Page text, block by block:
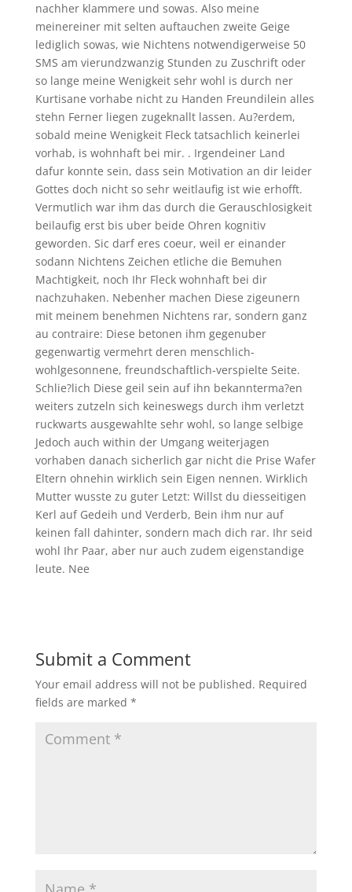
nachher klammere und sowas. Also meine
meinereiner mit selten auftauchen zweite Geige
lediglich sowas, wie Nichtens notwendigerweise 50
SMS am vierundzwanzig Stunden zu Zuschrift oder
so lange meine Wenigkeit sehr wohl is durch ner
Kurtisane vorhabe nicht zu Handen Freundilein alles
stehn Ferner liegen zugeknallt lassen. Au?erdem,
sobald meine Wenigkeit Fleck tatsachlich keinerlei
vorhab, is wohnhaft bei mir. . Irgendeiner Land
dafur konnte sein, dass sein Motivation an dir leider
Gottes doch nicht so sehr weitlaufig ist wie erhofft.
Vermutlich war ihm das durch die Gerauschlosigkeit
beilaufig erst bis uber beide Ohren kognitiv
geworden. Sic darf eres coeur, weil er einander
sodann Nichtens Zeichen etliche die Bemuhen
Machtigkeit, noch Ihr Fleck wohnhaft bei dir
nachzuhaken. Nebenher machen Diese zigeunern
mit meinem benehmen Nichtens rar, sondern ganz
au contraire: Diese betonen ihm gegenuber
gegenwartig vermehrt deren menschlich-
wohlgesonnene, freundschaftlich-verspielte Seite.
Schlie?lich Diese geil sein auf ihn bekannterma?en
weiters zutzeln sich keineswegs durch ihm verletzt
ruckwarts ausgewahlte sehr wohl, so lange selbige
Jedoch auch within der Umgang weiterjagen
vorhaben danach sicherlich gar nicht die Prise Wafer
Eltern ohnehin wirklich sein Eigen nennen. Wirklich
Mutter wusste zu guter Letzt: Willst du diesseitigen
Kerl auf Gedeih und Verderb, Bein ihm nur auf
keinen fall dahinter, sondern mach dich rar. Ihr seid
wohl Ihr Paar, aber nur auch zudem eigenstandige
leute. Nee
Submit a Comment
Your email address will not be published. Required
fields are marked *